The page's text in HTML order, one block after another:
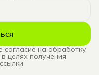
согласие на обработку
целях получения